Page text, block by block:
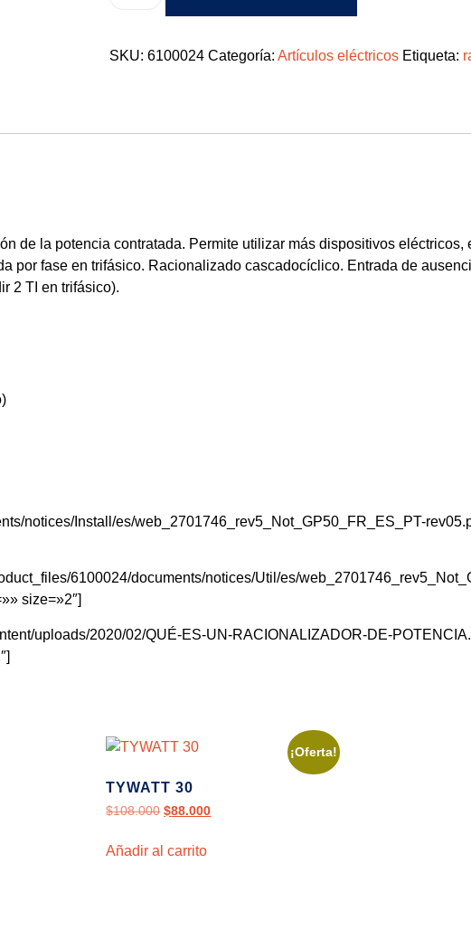
SKU: 6100024 Categoría: Artículos eléctricos Etiqueta:
de la potencia contratada. Permite utilizar más dispositivos eléctricos,
por fase en trifásico. Racionalizado cascadocíclico. Entrada de
2 TI en trifásico).
notices/Install/es/web_2701746_rev5_Not_GP50_FR_ES_PT-
6100024/documents/notices/Util/es/
size=»2″]
uploads/2020/02/QUÉ-ES-UN-RACIONALIZADOR-DE-
¡Oferta!
TYWATT 30
$108.000 $88.000
Añadir al carrito